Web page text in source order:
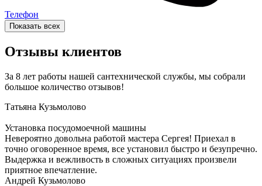
Телефон
Показать всех
Отзывы клиентов
За 8 лет работы нашей сантехнической службы, мы собрали
большое количество отзывов!
Татьяна Кузьмолово
Установка посудомоечной машины
Невероятно довольна работой мастера Сергея! Приехал в
точно оговоренное время, все установил быстро и безупречно.
Выдержка и вежливость в сложных ситуациях произвели
приятное впечатление.
Андрей Кузьмолово